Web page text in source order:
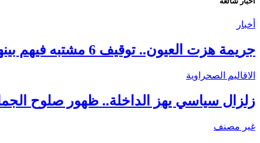
أخبار
جريمة هزت العيون.. توقيف 6 مشتبه فيهم بينهم قاصر في قضية مقتل فتاة ورمي جثتها بوادي الساقية الحمراء
الاقاليم الصحراوية
زلزال سياسي يهز الداخلة.. ظهور صلوح
غير مصنف